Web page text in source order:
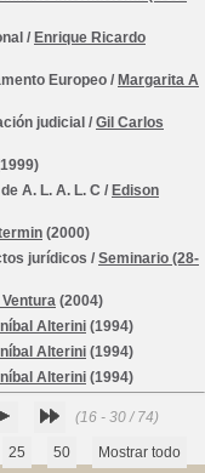
/ Enrique Ricardo
Europeo / Margarita A
judicial / Gil Carlos
A. L. A. L. C / Edison
(2000)
jurídicos / Seminario (28-
(2004)
Alterini (1994)
Alterini (1994)
Alterini (1994)
(16 - 30 / 74)
25 50 Mostrar todo